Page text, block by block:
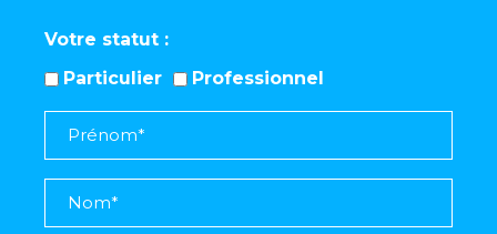
Votre statut
Particulier
Professionnel